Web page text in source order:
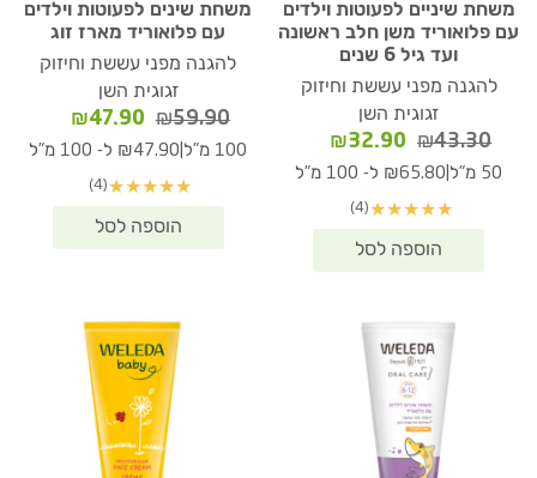
משחת שיניים לפעוטות וילדים
עם פלואוריד משן חלב ראשונה
ועד גיל 6 שנים
להגנה מפני עששת וחיזוק
זגוגית השן
₪43.30
המחיר
המקורי
₪43.30.
₪32.90
המחיר
הנוכחי
50 מ"ל ₪65.80 ל- 100 מ"ל
★
★
★
★
★
(4)
משחת שינים לפעוטות וילדים
עם פלואוריד מארז זוג
להגנה מפני עששת וחיזוק
זגוגית השן
₪59.90
המחיר
המקורי
₪59.90.
₪47.90
הנוכחי
100 מ"ל ₪47.90 ל- 100 מ"ל
★
★
★
★
★
(4)